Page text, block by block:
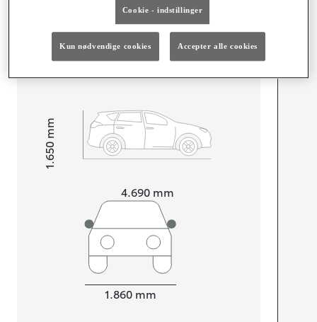
Dimensioner og mål
5
5
4.690 mm
Højt1.650
mm
1.860 mm
Cookie - indstillinger
Kun nødvendige cookies Accepter alle cookies